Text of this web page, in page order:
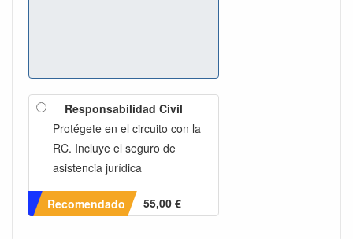
Responsabilidad Civil
Protégete en el circuito con la
RC. Incluye el seguro de
asistencia jurídica
Recomendado 55,00 €